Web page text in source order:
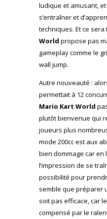
ludique et amusant,
s’entraîner et
techniques. Et ce sera
World propose pas
gameplay comme le
wall jump.
Autre nouveauté :
permettait à 12
Mario Kart World
plutôt bienvenue qui
joueurs plus
mode 200cc est aux
bien dommage car
l’impression de se
possibilité pour
semble que préparer
soit pas efficace, car
compensé par le